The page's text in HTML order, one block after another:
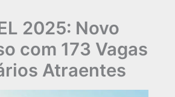
2025: Novo
com 173 Vagas
Atraentes